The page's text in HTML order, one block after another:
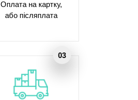
Оплата на картку,
або післяплата